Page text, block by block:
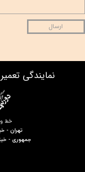
ارسال
نمایندگی
خط ویژه
تهران -
جمهوری -